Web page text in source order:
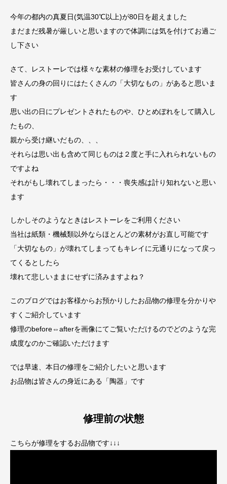
今年の都内の真夏日(気温30℃以上)が80日を超えました
まだまだ残暑が厳しいと思いますので体調には気を付けてお過ご
し下さい
さて、レストーレでは様々な素材の修理をお受けしています
皆さんの身の回りにはたくさんの「大切なもの」があると思いま
す
思い出の日にプレゼントされたものや、ひとめぼれをして購入し
たもの、
親から受け継いだもの、、、
それらは思い出も含めて同じものは２度と手に入れられないもの
ですよね
それがもし壊れてしまったら・・・喪失感は計り知れないと思い
ます
しかしそのようなときはレストーレをご利用ください
当社は紙類・機械類以外ならほとんどの素材がお直し可能です
「大切なもの」が壊れてしまってもキレイに元通りになって戻っ
てくるとしたら
壊れて悲しいままにせずに済みますよね？
このブログではお客様からお預かりしたお品物の修理を分かりや
すくご紹介しています
修理のbefore⇔afterを画像にてご覧いただけるのでどのような完
成度なのかご確認いただけます
では早速、本日の修理をご紹介したいと思います
お品物は皆さんの身近にある「陶器」です
修理前の状態
こちらが修理をするお品物です↓↓↓